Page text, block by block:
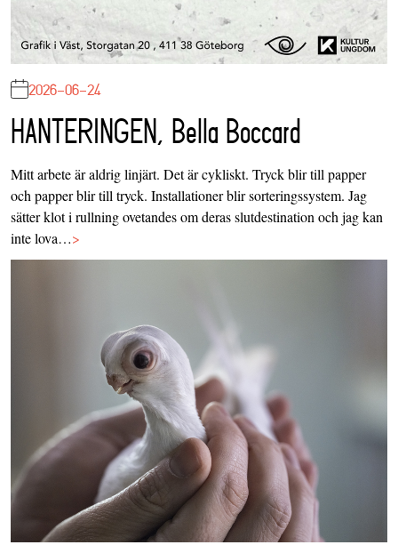
2026-06-24
HANTERINGEN, Bella Boccard
Mitt arbete är aldrig linjärt. Det är cykliskt. Tryck blir till papper
och papper blir till tryck. Installationer blir sorteringssystem. Jag
sätter klot i rullning ovetandes om deras slutdestination och jag kan
inte lova…>